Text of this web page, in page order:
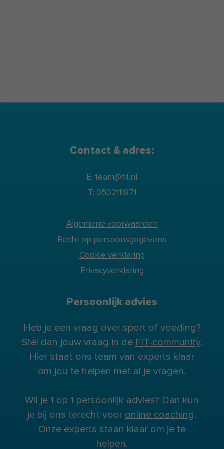
Contact & adres:
E: team@fit.nl
T: 0502111871
Algemene voorwaarden
Recht op persoonsgegevens
Cookie verklaring
Privacyverklaring
Persoonlijk advies
Heb je een vraag over sport of voeding?
Stel dan jouw vraag in de FIT-community.
Hier staat ons team van experts klaar
om jou te helpen met al je vragen.
Wil je 1 op 1 persoonlijk advies? Dan kun
je bij ons terecht voor online coaching.
Onze experts staan klaar om je te
helpen.